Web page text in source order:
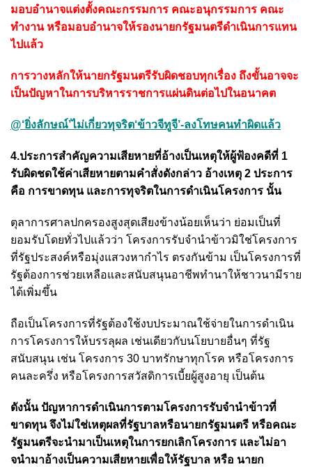
มอบอำนาจแต่งตั้งคณะกรรมการ คณะอนุกรรมการ คณะ
ทำงาน หรือมอบอำนาจให้รองนายกรัฐมนตรีดำเนินการแทน
ไปแล้ว
การวางหลักให้นายกรัฐมนตรีรับผิดชอบทุกเรื่อง ถึงขั้นอาจจะ
เป็นปัญหาในการบริหารราชการแผ่นดินต่อไปในอนาคต
@‘ยิ่งลักษณ์’ไม่เกี่ยวทุจริต‘ข้าวจีทูจี’-ลงโทษคนทำผิดแล้ว
4.ประการสำคัญความเสียหายที่อ้างเป็นเหตุให้ผู้ฟ้องคดีที่ 1
รับผิดชดใช้ค่าเสียหายตามคำสั่งดังกล่าว อ้างเหตุ 2 ประการ
คือ การขาดทุน และการทุจริตในการดำเนินโครงการ นั้น
ตุลาการศาลปกครองสูงสุดเสียงข้างน้อยเห็นว่า ย่อมเป็นที่
ยอมรับโดยทั่วไปแล้วว่า โครงการรับจำนำข้าวมิใช่โครงการ
ที่รัฐประสงค์หรือมุ่งแสวงหากำไร ตรงกันข้าม เป็นโครงการที่
รัฐต้องการช่วยเหลือและสนับสนุนอาชีพทำนาให้ชาวนามีราย
ได้เพิ่มขึ้น
ถือเป็นโครงการที่รัฐต้องใช้งบประมาณใช้จ่ายในการดำเนิน
การโครงการให้บรรลุผล เช่นเดียวกับนโยบายอื่นๆ ที่รัฐ
สนับสนุน เช่น โครงการ 30 บาทรักษาทุกโรค หรือโครงการ
คนละครึ่ง หรือโครงการสวัสดิการเบี้ยผู้สูงอายุ เป็นต้น
ดังนั้น ปัญหาการดำเนินการตามโครงการรับจำนำข้าวที่
ขาดทุน จึงไม่ใช่เหตุผลที่รัฐบาลหรือนายกรัฐมนตรี หรือคณะ
รัฐมนตรีจะนํามาเป็นเหตุในการยกเลิกโครงการ และไม่อา
จนํามาอ้างเป็นความเสียหายเพื่อให้รัฐบาล หรือ นายก